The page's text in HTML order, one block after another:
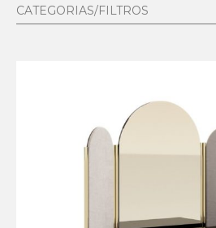
CATEGORIAS/FILTROS